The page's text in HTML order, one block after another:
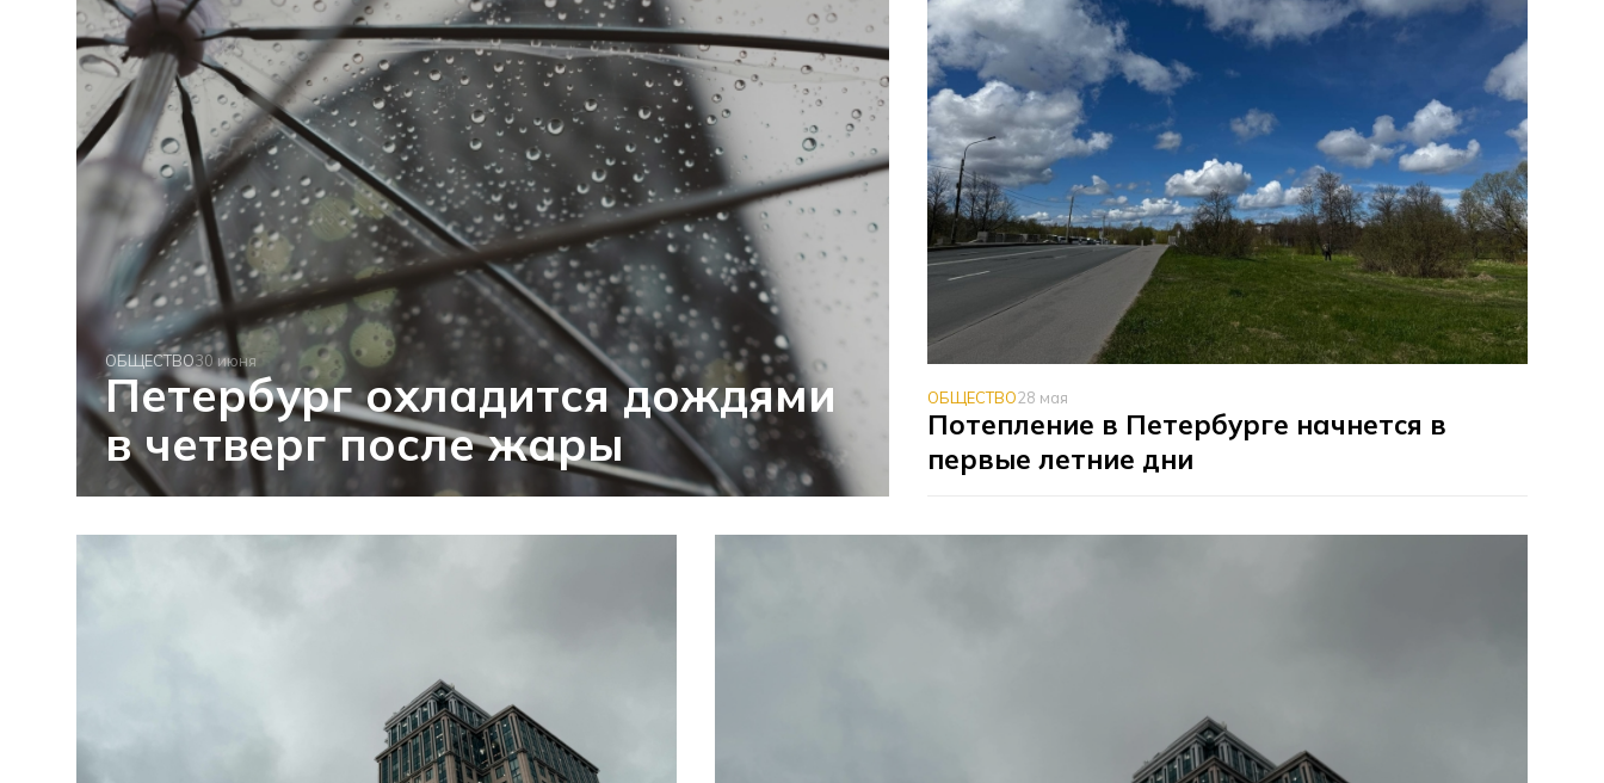
ОБЩЕСТВО30 июня
Петербург охладится дождями
в четверг после жары
ОБЩЕСТВО28 мая
Потепление в Петербурге начнется в
первые летние дни